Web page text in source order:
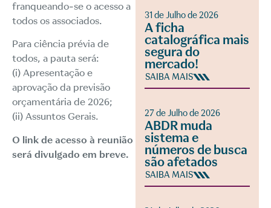
franqueando-se o acesso a
todos os associados.
Para ciência prévia de
todos, a pauta será:
(i) Apresentação e
aprovação da previsão
orçamentária de 2026;
(ii) Assuntos Gerais.
O link de acesso à reunião
será divulgado em breve.
31 de Julho de 2026
A ficha
catalográfica mais
segura do
mercado!
SAIBA MAIS
27 de Julho de 2026
ABDR muda
sistema e
números de busca
são afetados
SAIBA MAIS